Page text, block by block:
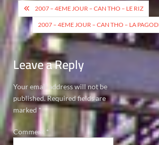
Post
navigation
2007 – 4EME JOUR – CAN THO – LE RIZ
2007 – 4EME JOUR – CAN THO – LA
Leave a Reply
Your email address will not be
published.Required fields are
marked *
Comment *